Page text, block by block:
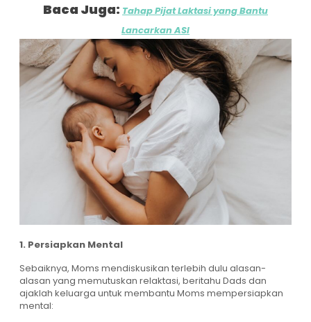
Baca Juga: Tahap Pijat Laktasi yang Bantu
Lancarkan ASI
1. Persiapkan Mental
Sebaiknya, Moms mendiskusikan terlebih dulu alasan-
alasan yang memutuskan relaktasi, beritahu Dads dan
ajaklah keluarga untuk membantu Moms mempersiapkan
mental: